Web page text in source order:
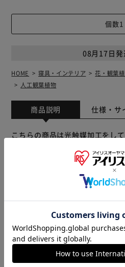
08月17日発
HOME 寝具・インテリア
花・観葉
人工観葉植物
商品説明 仕様・サ
こちらの商品は光触媒加工をし
※製品は予告なく仕様を変更す
じめご了承ください。
販売元(特定商取引法に基づく表
アイリスプラザ店